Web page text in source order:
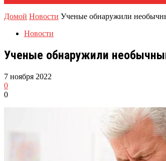
Домой Новости Ученые обнаружили
Новости
Ученые обнаружили
7 ноября 2022
0
0